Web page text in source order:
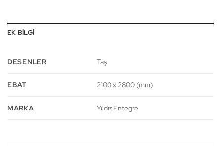
EK BILGI
DESENLER Taş
EBAT 2100 x 2800 (mm)
MARKA Yıldız Entegre